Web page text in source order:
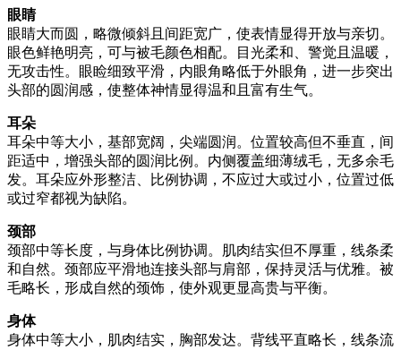
眼睛
眼睛大而圆，略微倾斜且间距宽广，使表情显得开放与亲切。
眼色鲜艳明亮，可与被毛颜色相配。目光柔和、警觉且温暖，
无攻击性。眼睑细致平滑，内眼角略低于外眼角，进一步突出
头部的圆润感，使整体神情显得温和且富有生气。
耳朵
耳朵中等大小，基部宽阔，尖端圆润。位置较高但不垂直，间
距适中，增强头部的圆润比例。内侧覆盖细薄绒毛，无多余毛
发。耳朵应外形整洁、比例协调，不应过大或过小，位置过低
或过窄都视为缺陷。
颈部
颈部中等长度，与身体比例协调。肌肉结实但不厚重，线条柔
和自然。颈部应平滑地连接头部与肩部，保持灵活与优雅。被
毛略长，形成自然的颈饰，使外观更显高贵与平衡。
身体
身体中等大小，肌肉结实，胸部发达。背线平直略长，线条流